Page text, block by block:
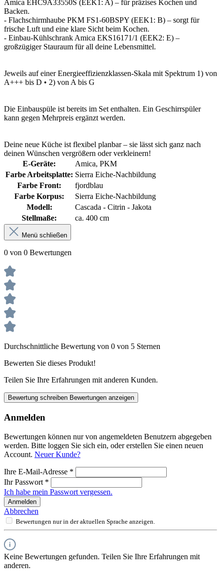
Amica EHC9A33550S (EEK1: A) – für präzises Kochen und
Backen.
- Flachschirmhaube PKM FS1-60BSPY (EEK1: B) – sorgt für
frische Luft und eine klare Sicht beim Kochen.
- Einbau-Kühlschrank Amica EKS16171/1 (EEK2: E) –
großzügiger Stauraum für all deine Lebensmittel.
Jeweils auf einer Energieeffizienzklassen-Skala mit Spektrum 1) von
A+++ bis D • 2) von A bis G
Die Einbauspüle ist bereits im Set enthalten. Ein Geschirrspüler
kann gegen Mehrpreis ergänzt werden.
Deine neue Küche ist flexibel planbar – sie lässt sich ganz nach
deinen Wünschen vergrößern oder verkleinern!
E-Geräte:
Amica, PKM
Farbe Arbeitsplatte: Sierra Eiche-Nachbildung
Farbe Front:
fjordblau
Farbe Korpus:
Sierra Eiche-Nachbildung
Modell:
Cascada - Citrin - Jakota
Stellmaße:
ca. 400 cm
Menü schließen
0 von 0 Bewertungen
Durchschnittliche Bewertung von 0 von 5 Sternen
Bewerten Sie dieses Produkt!
Teilen Sie Ihre Erfahrungen mit anderen Kunden.
Bewertung schreiben Bewertungen anzeigen
Anmelden
Bewertungen können nur von angemeldeten Benutzern abgegeben
werden. Bitte loggen Sie sich ein, oder erstellen Sie einen neuen
Account. Neuer Kunde?
Ihre E-Mail-Adresse *
Ihr Passwort *
Ich habe mein Passwort vergessen.
Anmelden
Abbrechen
Bewertungen nur in der aktuellen Sprache anzeigen.
Keine Bewertungen gefunden. Teilen Sie Ihre Erfahrungen mit
anderen.